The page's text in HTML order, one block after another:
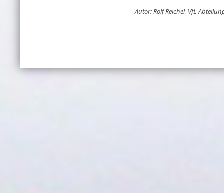
Autor: Rolf Reichel, VfL-